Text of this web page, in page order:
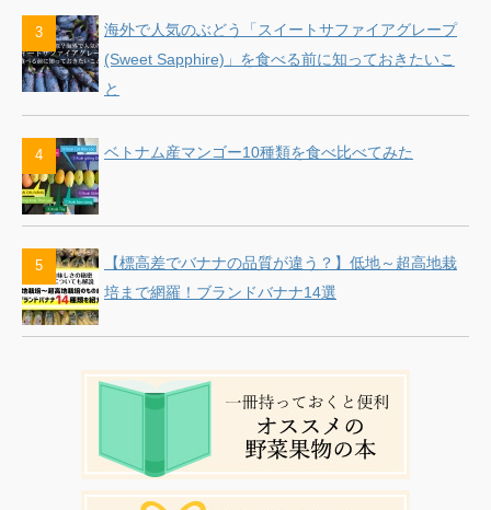
海外で人気のぶどう「スイートサファイアグレープ
(Sweet Sapphire)」を食べる前に知っておきたいこ
と
ベトナム産マンゴー10種類を食べ比べてみた
【標高差でバナナの品質が違う？】低地～超高地栽
培まで網羅！ブランドバナナ14選